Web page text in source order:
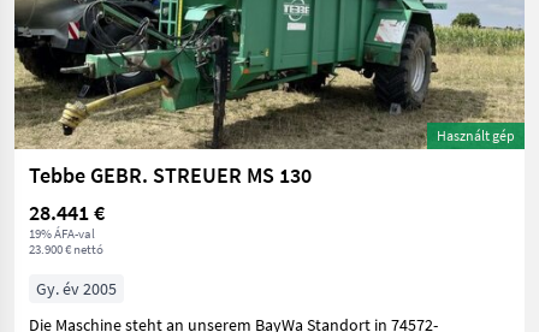
Használt gép
Tebbe GEBR. STREUER MS 130
28.441 €
19% ÁFA-val
23.900 € nettó
Gy. év 2005
Die Maschine steht an unserem BayWa Standort in 74572-